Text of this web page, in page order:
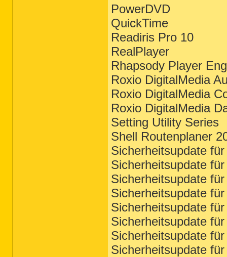
PowerDVD
QuickTime
Readiris Pro 10
RealPlayer
Rhapsody Player
Roxio DigitalMedia
Roxio DigitalMedia
Roxio DigitalMedia
Setting Utility Series
Shell Routenplaner
Sicherheitsupdate
Sicherheitsupdate
Sicherheitsupdate
Sicherheitsupdate
Sicherheitsupdate
Sicherheitsupdate
Sicherheitsupdate
Sicherheitsupdate